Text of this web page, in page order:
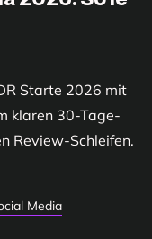
Starte 2026 mit
klaren 30-Tage-
Review-Schleifen.
Media